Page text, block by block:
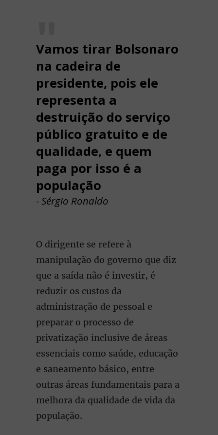
Vamos tirar Bolsonaro
na cadeira de
presidente, pois ele
representa a
destruição do serviço
público gratuito e de
qualidade, e quem
paga por isso é a
população
- Sérgio Ronaldo
O dirigente se refere à
manipulação do governo que diz
que a saída não é investir, é
reduzir os custos da
administração de pessoal e
preparar o processo de
privatização inclusive de áreas
essenciais como saúde, educação
e saneamento básico, entre
outras áreas fundamentais para a
melhora da qualidade de vida da
população.